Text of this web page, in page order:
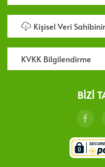
Kişisel Veri
KVKK Bilgilendirme
BIZI